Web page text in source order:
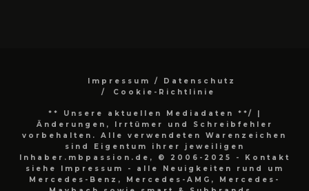
Impressum / Datenschutz
Cookie-Richtlinie
** Unsere aktuellen Mediadaten **/
|
Änderungen, Irrtümer und Schreibfehler
vorbehalten. Alle verwendeten Warenzeichen
sind Eigentum ihrer jeweiligen
Inhaber.mbpassion.de, © 2006-2025 - Kontakt
siehe Impressum - alle Neuigkeiten rund um
Mercedes-Benz, Mercedes-AMG, Mercedes-